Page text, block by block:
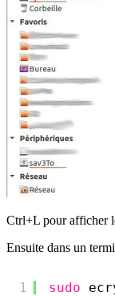
Ctrl+L pour afficher
Ensuite dans un
1 sudo